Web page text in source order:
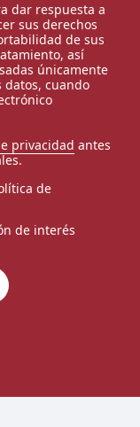
dar respuesta a
sus derechos
de sus
así
únicamente
cuando
privacidad antes
de
de interés